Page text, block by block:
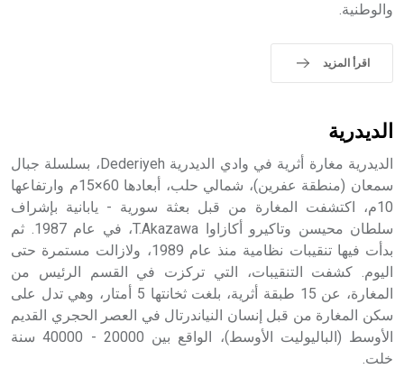
حيث تقتصر القيمة الصوتية للعلامة الك
والوطنية.
اقرأ المزيد
الديدرية
الديدرية مغارة أثرية في وادي الديدرية Dederiyeh، بسلسلة جبال
سمعان (منطقة عفرين)، شمالي حلب، أبعادها 60×15م وارتفاعها
10م، اكتشفت المغارة من قبل بعثة سورية - يابانية بإشراف
سلطان محيسن وتاكيرو أكازاوا T.Akazawa، في عام 1987. ثم
بدأت فيها تنقيبات نظامية منذ عام 1989، ولازالت مستمرة حتى
اليوم. كشفت التنقيبات، التي تركزت في القسم الرئيس من
المغارة، عن 15 طبقة أثرية، بلغت ثخانتها 5 أمتار، وهي تدل على
سكن المغارة من قبل إنسان النياندرتال في العصر الحجري القديم
الأوسط (الباليوليت الأوسط)، الواقع بين 20000 - 40000 سنة
خلت.